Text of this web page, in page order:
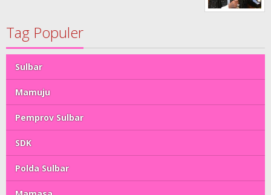
Tag Populer
Sulbar
Mamuju
Pemprov Sulbar
SDK
Polda Sulbar